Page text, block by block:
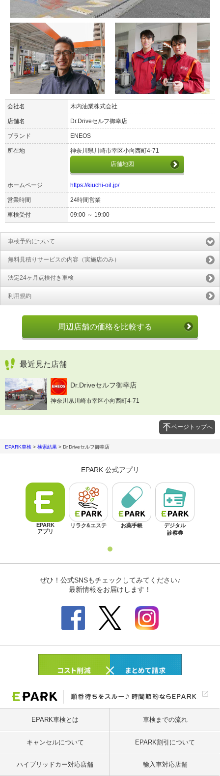
会社名 木内油業株式会社
店舗名 Dr.Driveセルフ御幸店
ブランド ENEOS
所在地
神奈川県川崎市幸区小向西町4-71
店舗地図
ホームページ https://kiuchi-oil.jp/
営業時間 24時間営業
車検受付 09:00 ～ 19:00
車検予約について
無料見積りサービスの内容（実施店のみ）
法定24ヶ月点検付き車検
利用規約
周辺店舗の価格を比較する
最近見た店舗
Dr.Driveセルフ御幸店
神奈川県川崎市幸区小向西町4-71
ページトップへ
EPARK車検 > 検索結果 > Dr.Driveセルフ御幸店
EPARK車検とは 車検までの流れ
キャンセルについて EPARK割引について
ハイブリッドカー対応店舗 輸入車対応店舗